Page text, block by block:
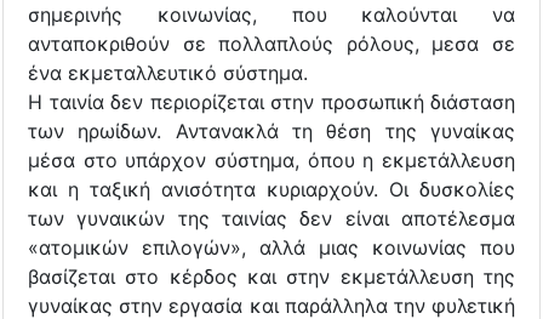
σημερινής κοινωνίας, που καλούνται να
ανταποκριθούν σε πολλαπλούς ρόλους, μεσα σε
ένα εκμεταλλευτικό σύστημα.
Η ταινία δεν περιορίζεται στην προσωπική διάσταση
των ηρωίδων. Αντανακλά τη θέση της γυναίκας
μέσα στο υπάρχον σύστημα, όπου η εκμετάλλευση
και η ταξική ανισότητα κυριαρχούν. Οι δυσκολίες
των γυναικών της ταινίας δεν είναι αποτέλεσμα
«ατομικών επιλογών», αλλά μιας κοινωνίας που
βασίζεται στο κέρδος και στην εκμετάλλευση της
γυναίκας στην εργασία και παράλληλα την φυλετική